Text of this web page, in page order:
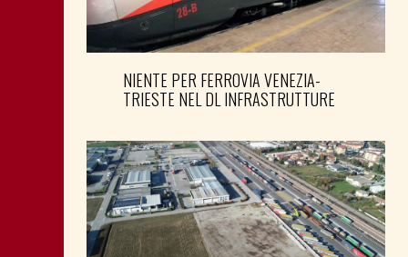
NIENTE PER FERROVIA VENEZIA-
TRIESTE NEL DL INFRASTRUTTURE